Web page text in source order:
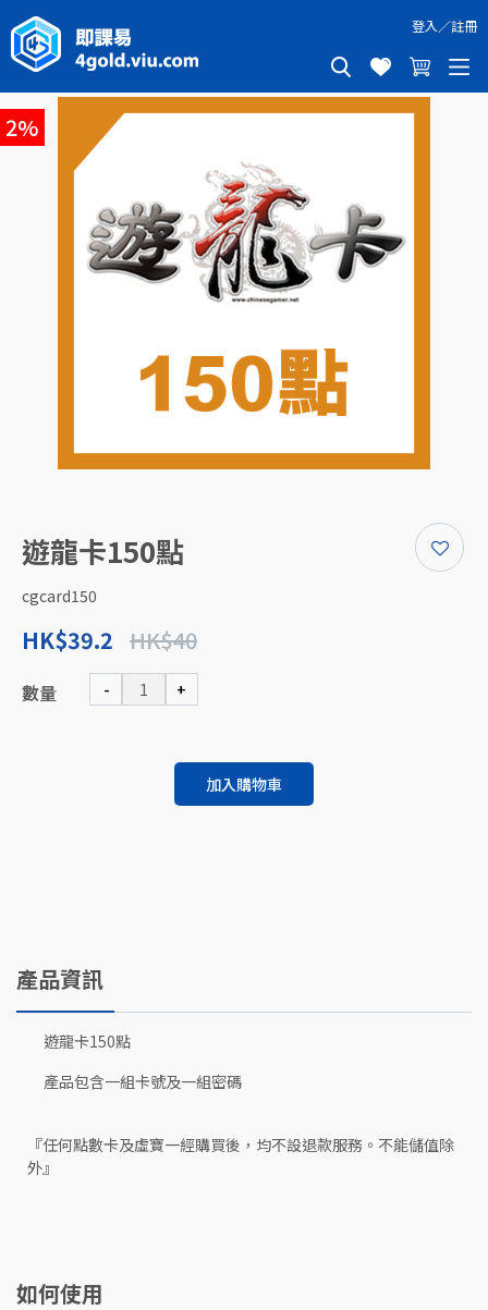
登入／註冊
2%
遊龍卡150點
cgcard150
HK$39.2 HK$40
數量 - +
加入購物車
產品資訊
遊龍卡150點
產品包含一組卡號及一組密碼
『任何點數卡及虛寶一經購買後，均不設退款服務。不能儲值除
外』
如何使用